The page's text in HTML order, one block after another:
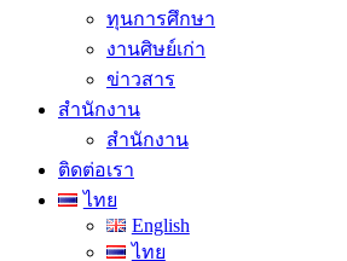
ทุนการศึกษา
งานศิษย์เก่า
ข่าวสาร
สำนักงาน
สำนักงาน
ติดต่อเรา
ไทย
English
ไทย